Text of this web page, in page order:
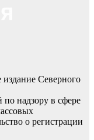
издание Северного
надзору в сфере
о регистрации